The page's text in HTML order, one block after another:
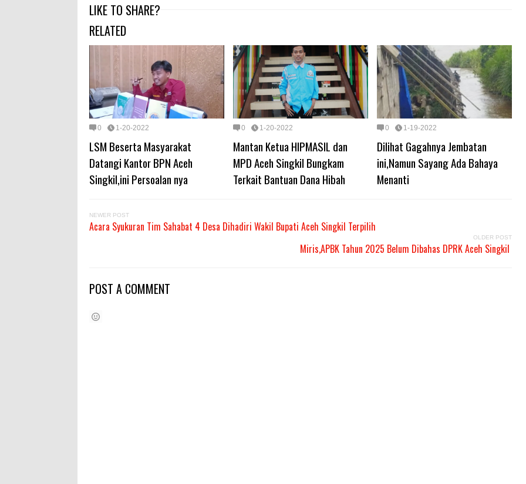
LIKE TO SHARE?
RELATED
0 1-20-2022
LSM Beserta Masyarakat
Datangi Kantor BPN Aceh
Singkil,ini Persoalan nya
0 1-20-2022
Mantan Ketua HIPMASIL dan
MPD Aceh Singkil Bungkam
Terkait Bantuan Dana Hibah
0 1-19-2022
Dilihat Gagahnya Jembatan
ini,Namun Sayang Ada Bahaya
Menanti
NEWER POST
Acara Syukuran Tim Sahabat 4 Desa Dihadiri Wakil Bupati Aceh Singkil Terpilih
OLDER POST
Miris,APBK Tahun 2025 Belum Dibahas DPRK Aceh Singkil
POST A COMMENT